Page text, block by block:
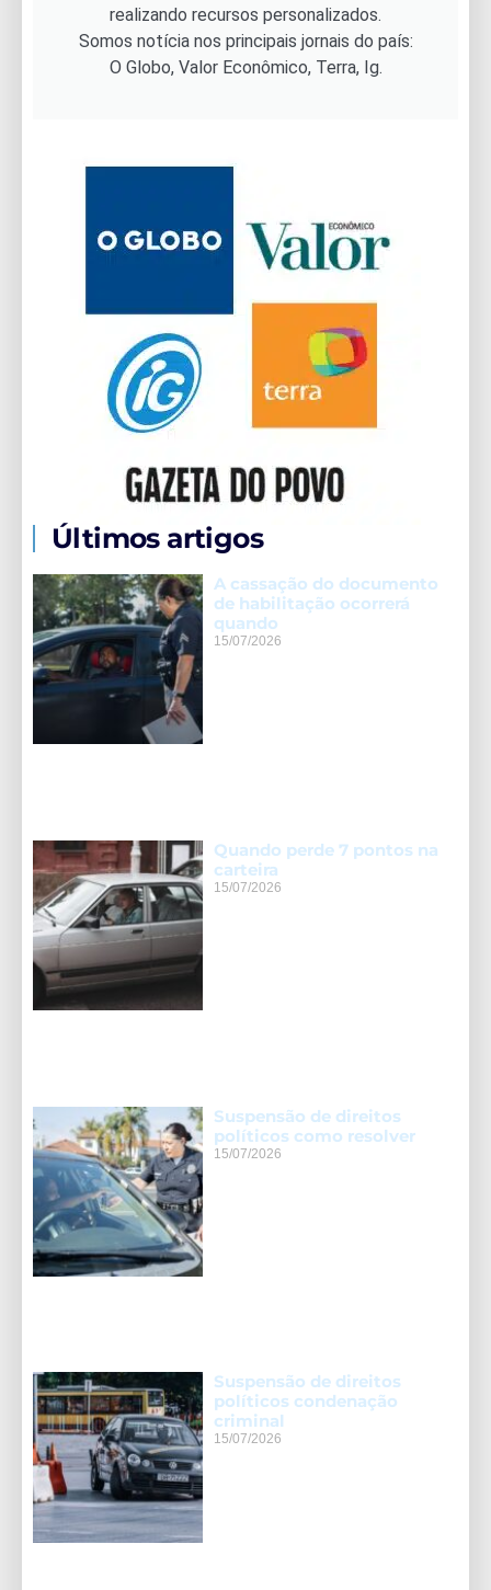
realizando recursos personalizados.
Somos notícia nos principais jornais do país:
O Globo, Valor Econômico, Terra, Ig.
Últimos artigos
A cassação do documento
de habilitação ocorrerá
quando
15/07/2026
Quando perde 7 pontos na
carteira
15/07/2026
Suspensão de direitos
políticos como resolver
15/07/2026
Suspensão de direitos
políticos condenação
criminal
15/07/2026